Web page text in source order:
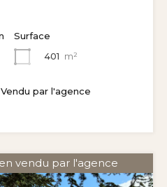
Surface
401 m²
par l'agence
vendu par l'agence